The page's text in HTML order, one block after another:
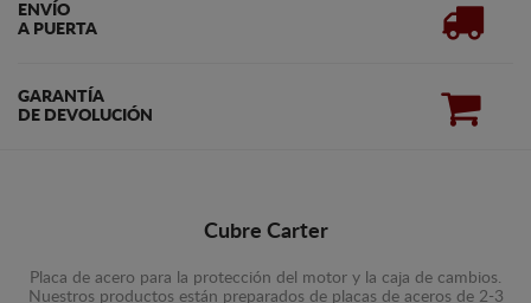
ENVÍO
A PUERTA
GARANTÍA
DE DEVOLUCIÓN
Cubre Carter
Placa de acero para la protección del motor y la caja de cambios.
Nuestros productos están preparados de placas de aceros de 2-3